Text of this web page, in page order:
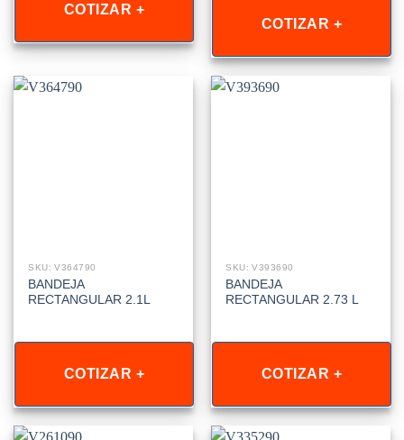
COTIZAR +
COTIZAR +
SKU: V364790
BANDEJA
RECTANGULAR 2.1L
COTIZAR +
SKU: V393690
BANDEJA
RECTANGULAR 2.73 L
COTIZAR +